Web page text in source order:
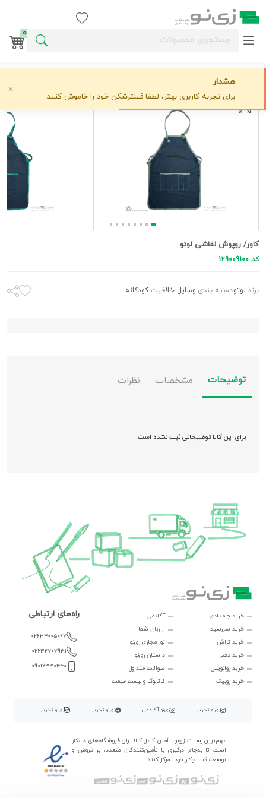
0
وسایل خلاقیت کودکانه
کاور/ روپوش نقاشی لوتو
کد 129009100
برند:لوتودسته بندی:وسایل خلاقیت کودکانه
توضیحات مشخصات نظرات
برای این کالا توضیحاتی ثبت نشده است.
خرید جامدادی
خرید سررسید
خرید تراش
خرید دفتر
خرید روانویس
خرید روبیک
آکادمی
از زبان شما
تور مجازی زی‌نو
داستان زی‌نو
سوالات متداول
کاتالوگ و لیست قیمت
راه‌های ارتباطی
02634005067
02632707931
09016330440
زی‌نو تحریر زی‌نو آکادمی زی‌نو تحریر زی‌نو تحریر
مهم‌ترین رسالت زی‌نو، تأمین کامل کالا برای فروشگاه‌های همکار
است تا به‌جای درگیری با تأمین‌کنندگان متعدد، بر فروش و
توسعه کسب‌وکار خود تمرکز کنند.
هشدار
برای تجربه کاربری بهتر، لطفا فیلترشکن خود را خاموش کنید.